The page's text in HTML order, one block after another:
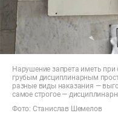
Нарушение запрета иметь при
грубым дисциплинарным
разные виды наказания —
самое строгое —
Фото: Станислав Шемелов